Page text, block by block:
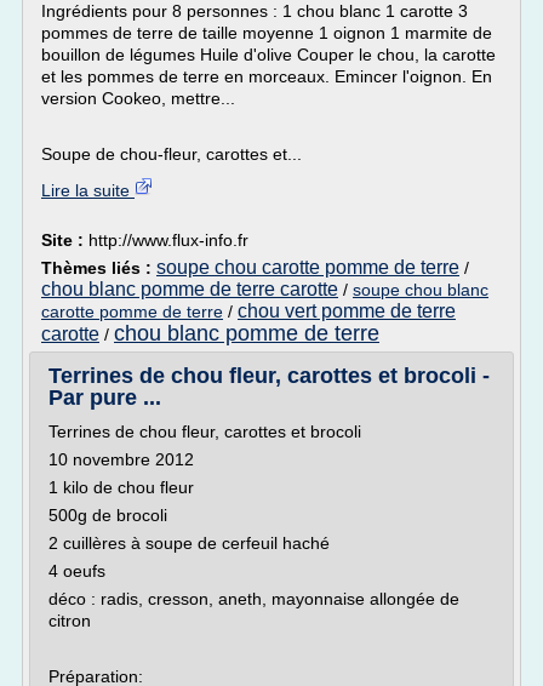
Ingrédients pour 8 personnes : 1 chou blanc 1 carotte 3
pommes de terre de taille moyenne 1 oignon 1 marmite de
bouillon de légumes Huile d'olive Couper le chou, la carotte
et les pommes de terre en morceaux. Emincer l'oignon. En
version Cookeo, mettre...
Soupe de chou-fleur, carottes et...
Lire la suite
Site : http://www.flux-info.fr
Thèmes liés : soupe chou carotte pomme de terre /
chou blanc pomme de terre carotte / soupe chou blanc
carotte pomme de terre / chou vert pomme de terre
carotte / chou blanc pomme de terre
Terrines de chou fleur, carottes et brocoli -
Par pure ...
Terrines de chou fleur, carottes et brocoli
10 novembre 2012
1 kilo de chou fleur
500g de brocoli
2 cuillères à soupe de cerfeuil haché
4 oeufs
déco : radis, cresson, aneth, mayonnaise allongée de
citron
Préparation: